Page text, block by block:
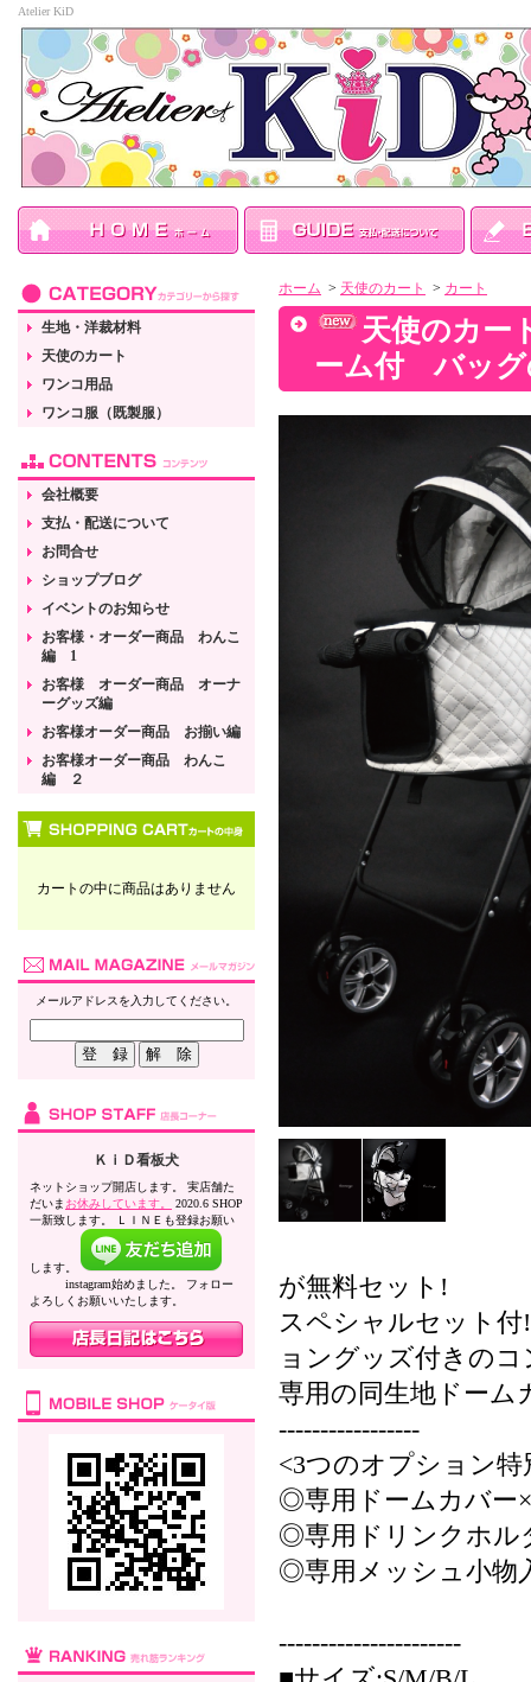
Atelier KiD
生地・洋裁材料
天使のカート
ワンコ用品
ワンコ服（既製服）
会社概要
支払・配送について
お問合せ
ショップブログ
イベントのお知らせ
お客様・オーダー商品 わんこ
編 1
お客様 オーダー商品 オーナ
ーグッズ編
お客様オーダー商品 お揃い編
お客様オーダー商品 わんこ
編 ２
カートの中に商品はありません
メールアドレスを入力してください。
ＫｉＤ看板犬
ネットショップ開店します。 実店舗た
だいま お休みしています。
2020.6 SHOP
一新致します。 ＬＩＮＥも登録お願い
します。
instagram始めました。 フォロー
よろしくお願いいたします。
ホーム > 天使のカート > カート
天使のカ
ーム付 バッグ
が無料セット!
スペシャルセット
ョングッズ付きの
専用の同生地ドー
-----------------
<3つのオプション特
◎専用ドームカバー
◎専用ドリンクホル
◎専用メッシュ小物
----------------------